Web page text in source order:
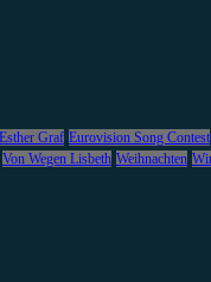
Esther Graf Eurovision Song Contest
Von Wegen Lisbeth Weihnachten